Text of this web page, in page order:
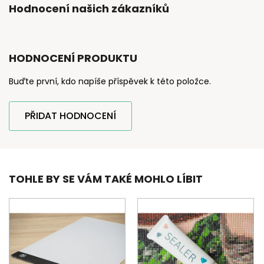
Hodnocení našich zákazníků
HODNOCENÍ PRODUKTU
Buďte první, kdo napíše příspěvek k této položce.
PŘIDAT HODNOCENÍ
TOHLE BY SE VÁM TAKÉ MOHLO LÍBIT